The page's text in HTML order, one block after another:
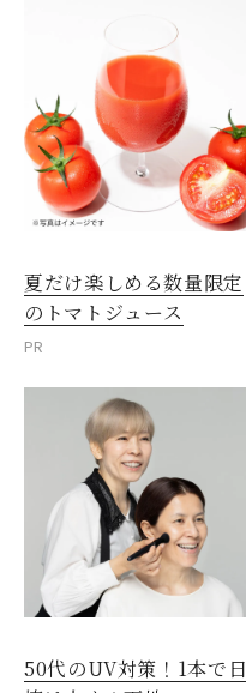
夏だけ楽しめる数量限定
のトマトジュース
PR
50代のUV対策！1本で日